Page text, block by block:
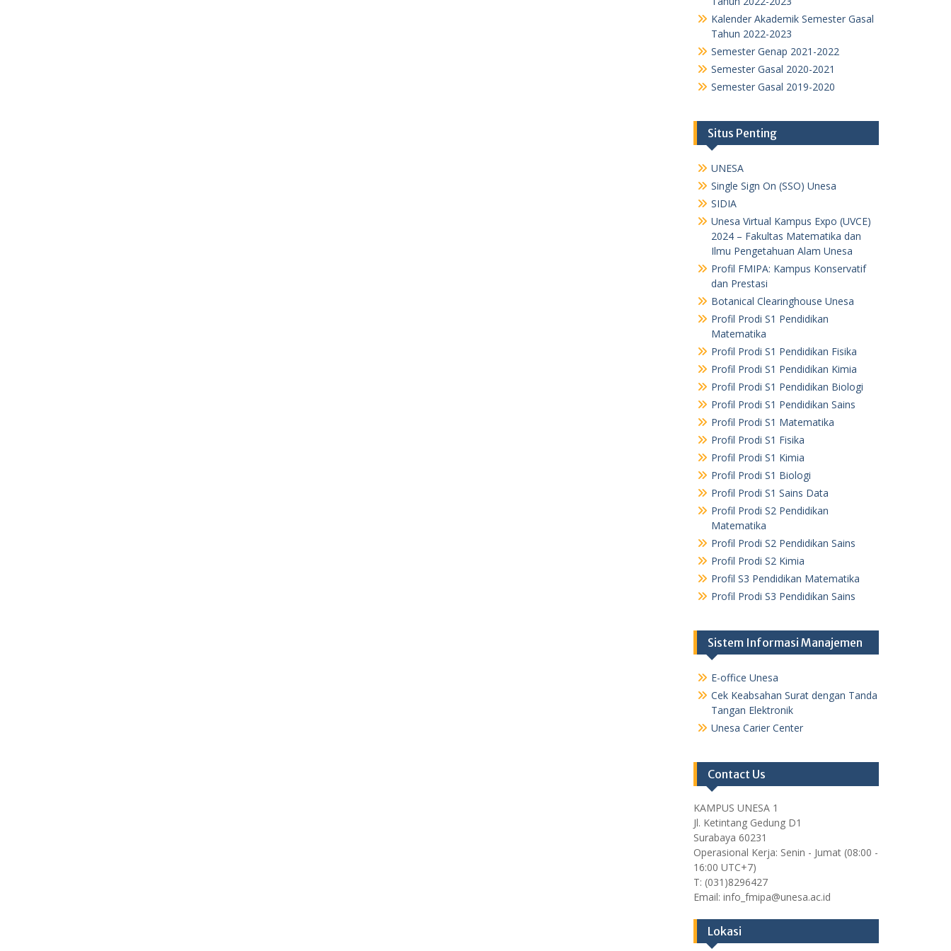
Kalender Akademik Semester Gasal
Tahun 2022-2023
Semester Genap 2021-2022
Semester Gasal 2020-2021
Semester Gasal 2019-2020
Situs Penting
UNESA
Single Sign On (SSO) Unesa
SIDIA
Unesa Virtual Kampus Expo (UVCE)
2024 – Fakultas Matematika dan
Ilmu Pengetahuan Alam Unesa
Profil FMIPA: Kampus Konservatif
dan Prestasi
Botanical Clearinghouse Unesa
Profil Prodi S1 Pendidikan
Matematika
Profil Prodi S1 Pendidikan Fisika
Profil Prodi S1 Pendidikan Kimia
Profil Prodi S1 Pendidikan Biologi
Profil Prodi S1 Pendidikan Sains
Profil Prodi S1 Matematika
Profil Prodi S1 Fisika
Profil Prodi S1 Kimia
Profil Prodi S1 Biologi
Profil Prodi S1 Sains Data
Profil Prodi S2 Pendidikan
Matematika
Profil Prodi S2 Pendidikan Sains
Profil Prodi S2 Kimia
Profil S3 Pendidikan Matematika
Profil Prodi S3 Pendidikan Sains
Sistem Informasi Manajemen
E-office Unesa
Cek Keabsahan Surat dengan Tanda
Tangan Elektronik
Unesa Carier Center
Contact Us
KAMPUS UNESA 1
Jl. Ketintang Gedung D1
Surabaya 60231
Operasional Kerja: Senin - Jumat (08:00 -
16:00 UTC+7)
T: (031)8296427
Email: info_fmipa@unesa.ac.id
Lokasi